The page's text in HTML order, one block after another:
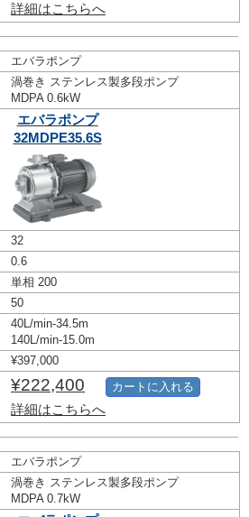
詳細はこちらへ
エバラポンプ
渦巻き ステンレス製多段ポンプ
MDPA 0.6kW
エバラポンプ
32MDPE35.6S
32
0.6
単相 200
50
40L/min-34.5m
140L/min-15.0m
¥397,000
¥222,400
詳細はこちらへ
カートに入れる
エバラポンプ
渦巻き ステンレス製多段ポンプ
MDPA 0.7kW